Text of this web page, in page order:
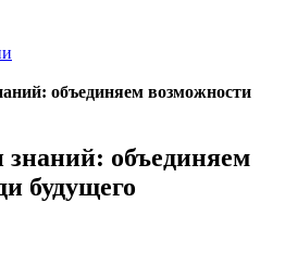
объединяем возможности
знаний: объединяем
будущего